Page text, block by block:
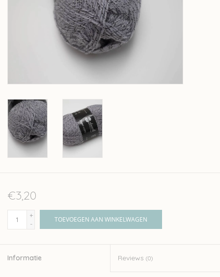
€3,20
+
-
TOEVOEGEN AAN WINKELWAGEN
Informatie Reviews (0)